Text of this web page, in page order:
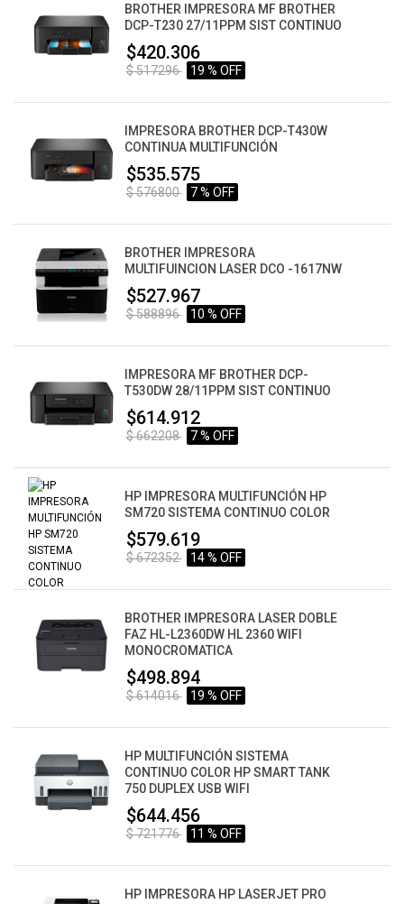
BROTHER IMPRESORA MF BROTHER
DCP-T230 27/11PPM SIST CONTINUO
$420.306
$ 517296 19 % OFF
IMPRESORA BROTHER DCP-T430W
CONTINUA MULTIFUNCIÓN
$535.575
$ 576800 7 % OFF
BROTHER IMPRESORA
MULTIFUINCION LASER DCO -1617NW
$527.967
$ 588896 10 % OFF
IMPRESORA MF BROTHER DCP-
T530DW 28/11PPM SIST CONTINUO
$614.912
$ 662208 7 % OFF
HP IMPRESORA MULTIFUNCIÓN HP
SM720 SISTEMA CONTINUO COLOR
$579.619
$ 672352 14 % OFF
BROTHER IMPRESORA LASER DOBLE
FAZ HL-L2360DW HL 2360 WIFI
MONOCROMATICA
$498.894
$ 614016 19 % OFF
HP MULTIFUNCIÓN SISTEMA
CONTINUO COLOR HP SMART TANK
750 DUPLEX USB WIFI
$644.456
$ 721776 11 % OFF
HP IMPRESORA HP LASERJET PRO